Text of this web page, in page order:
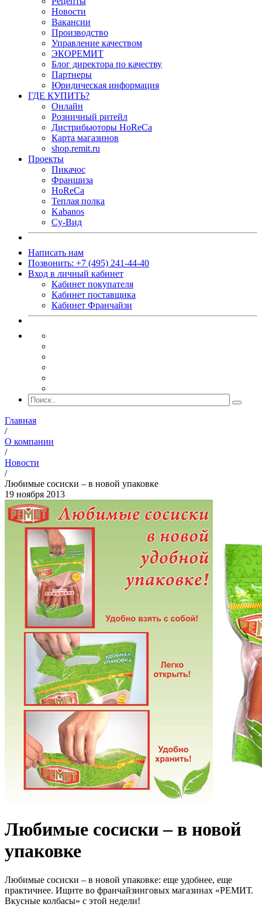
Новости
Вакансии
Производство
Управление качеством
ЭКОРЕМИТ
Блог директора по качеству
Партнеры
Юридическая информация
ГДЕ КУПИТЬ?
Онлайн
Розничный ритейл
Дистрибьюторы HoReCa
Карта магазинов
shop.remit.ru
Проекты
Пикачос
Франшиза
HoReCa
Теплая полка
Kabanos
Су-Вид
Написать нам
Позвонить: +7 (495) 241-44-40
Вход в личный кабинет
Кабинет покупателя
Кабинет поставщика
Кабинет Франчайзи
Главная
/
О компании
/
Новости
/
Любимые сосиски – в новой упаковке
19 ноября 2013
Любимые сосиски – в новой
упаковке
Любимые сосиски – в новой упаковке: еще удобнее, еще
практичнее. Ищите во франчайзинговых магазинах «РЕМИТ.
Вкусные колбасы» с этой недели!